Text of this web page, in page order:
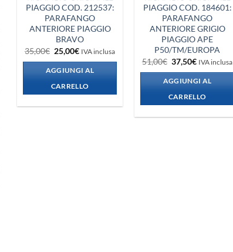
PIAGGIO COD. 212537:
PARAFANGO
ANTERIORE PIAGGIO
BRAVO
35,00€ Il
prezzo
originale
era:
35,00€.
25,00€Il
attuale
è:
25,00€.
IVA inclusa
AGGIUNGI AL
CARRELLO
PIAGGIO COD. 184601:
PARAFANGO
ANTERIORE GRIGIO
PIAGGIO APE
P50/TM/EUROPA
51,00€ Il
prezzo
originale
era:
51,00€.
37,50€Il
attuale
è:
37,50€.
IVA inclusa
AGGIUNGI AL
CARRELLO